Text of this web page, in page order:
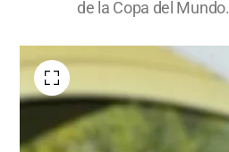
de la Copa del Mundo.